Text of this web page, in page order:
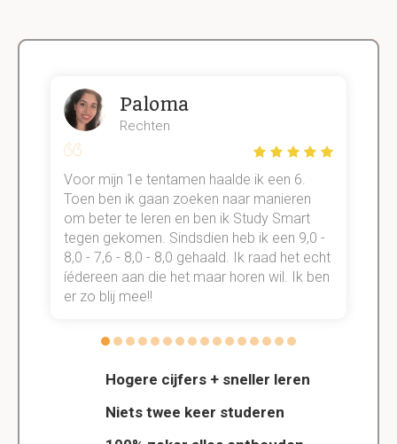
Hogere cijfers + sneller leren
Niets twee keer studeren
Paloma
Rechten
Voor mijn 1e tentamen haalde ik een 6.
Toen ben ik gaan zoeken naar manieren
om beter te leren en ben ik Study Smart
tegen gekomen. Sindsdien heb ik een 9,0 -
8,0 - 7,6 - 8,0 - 8,0 gehaald. Ik raad het echt
íédereen aan die het maar horen wil. Ik ben
er zo blij mee!!